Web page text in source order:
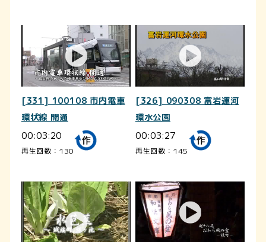
[331] 100108 市内電車
環状線 開通
00:03:20
再生回数：130
[326] 090308 富岩運河
環水公園
00:03:27
再生回数：145